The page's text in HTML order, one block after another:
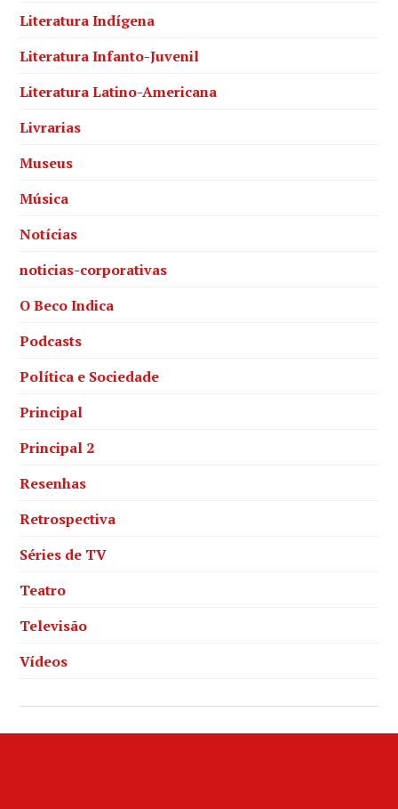
Literatura Indígena
Literatura Infanto-Juvenil
Literatura Latino-Americana
Livrarias
Museus
Música
Notícias
noticias-corporativas
O Beco Indica
Podcasts
Política e Sociedade
Principal
Principal 2
Resenhas
Retrospectiva
Séries de TV
Teatro
Televisão
Vídeos